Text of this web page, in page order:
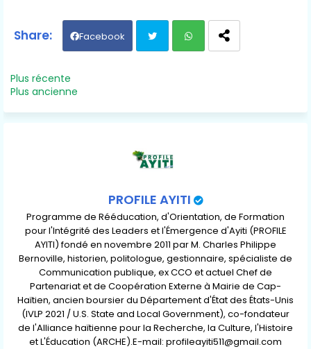
Facebook
Plus récente
Plus ancienne
PROFILE AYITI
Programme de Rééducation, d'Orientation, de Formation
pour l'Intégrité des Leaders et l'Émergence d'Ayiti (PROFILE
AYITI) fondé en novembre 2011 par M. Charles Philippe
Bernoville, historien, politologue, gestionnaire, spécialiste de
Communication publique, ex CCO et actuel Chef de
Partenariat et de Coopération Externe à Mairie de Cap-
Haïtien, ancien boursier du Département d'État des États-Unis
(IVLP 2021 / U.S. State and Local Government), co-fondateur
de l'Alliance haïtienne pour la Recherche, la Culture, l'Histoire
et L'Éducation (ARCHE).E-mail: profileayiti511@gmail.com